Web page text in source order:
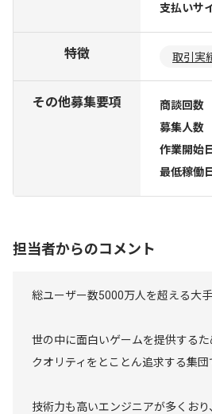
支払いサ
特徴 取引実
その他募集要項 商談回数
募集人数
作業開始日
最低稼働
担当者からのコメント
総ユーザー数5000万人を超える大
世の中に面白いゲームを提供するた
クオリティをとことん追求する集団
技術力も高いエンジニアが多くおり